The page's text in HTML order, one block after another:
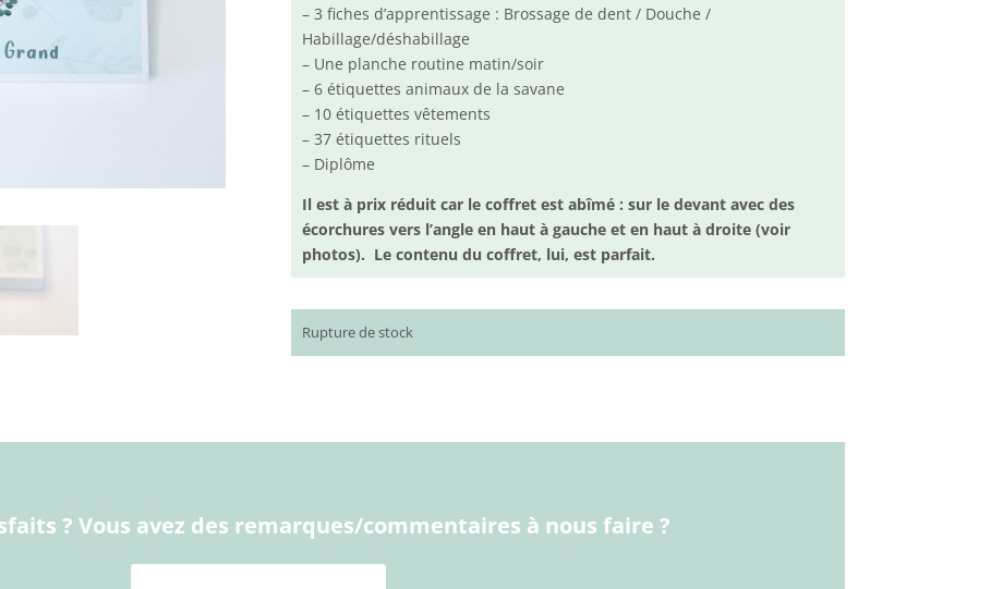
– 3 fiches d’apprentissage : Brossage de dent / Douche /
Habillage/déshabillage
– Une planche routine matin/soir
– 6 étiquettes animaux de la savane
– 10 étiquettes vêtements
– 37 étiquettes rituels
– Diplôme
Il est à prix réduit car le coffret est abîmé : sur le devant avec des
écorchures vers l’angle en haut à gauche et en haut à droite (voir
photos). Le contenu du coffret, lui, est parfait.
Rupture de stock
? Vous avez des remarques/commentaires à nous faire ?